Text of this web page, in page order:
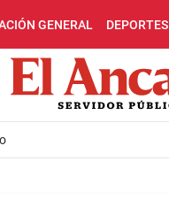
GENERAL DEPORTES